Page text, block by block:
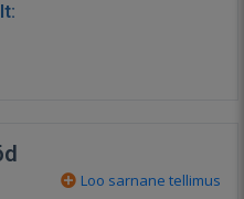
Loo sarnane tellimus